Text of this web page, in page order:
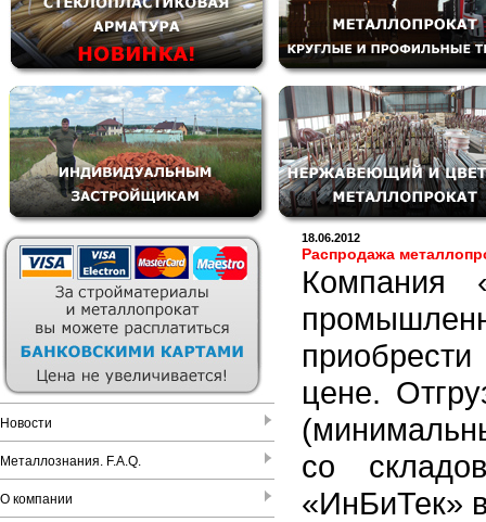
Новости
Металлознания. F.A.Q.
О компании
18.06.2012
Распродажа
Компания
цене.
со
«ИнБиТек»